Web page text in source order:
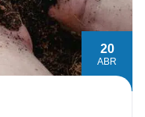
20
ABR